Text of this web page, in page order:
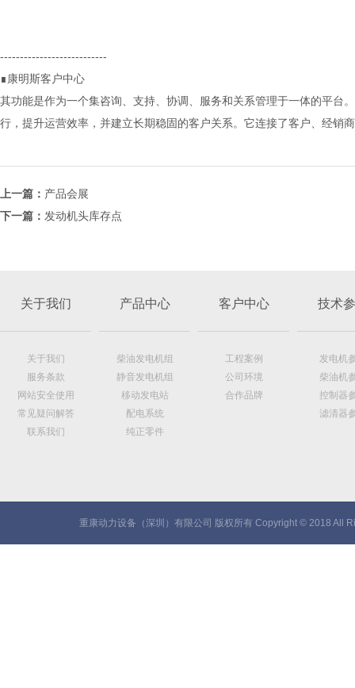
---------------------------
∎康明斯客户中心
其功能是作为一个集咨询、支持、协调、服务和关系管理于一体的平台
行，提升运营效率，并建立长期稳固的客户关系。它连接了客户、经销
上一篇： 产品会展
下一篇： 发动机头库存点
关于我们
关于我们
服务条款
网站安全使用
常见疑问解答
联系我们
产品中心
柴油发电机组
静音发电机组
移动发电站
配电系统
纯正零件
客户中心
工程案例
公司环境
合作品牌
技术
发电机
柴油机
控制器
滤清器
重康动力设备（深圳）有限公司 版权所有 Copyright © 2018 All